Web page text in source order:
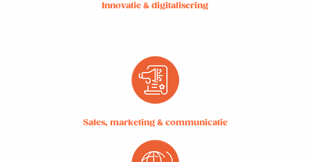
Innovatie & digitalisering
Sales, marketing & communicatie